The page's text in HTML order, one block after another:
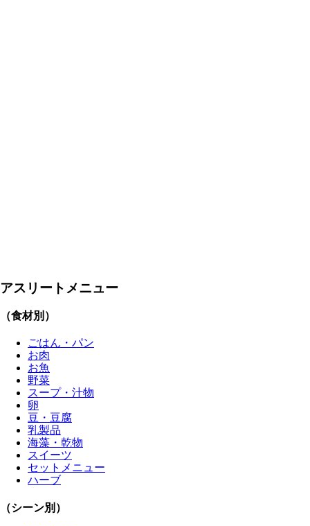
アスリートメニュー
（食材別）
ごはん・パン
お肉
お魚
野菜
スープ・汁物
卵
豆・豆腐
乳製品
海藻・乾物
スイーツ
セットメニュー
ハーブ
（シーン別）